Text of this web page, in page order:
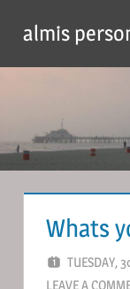
content
almis
Whats
TUESDAY,
LEAVE A